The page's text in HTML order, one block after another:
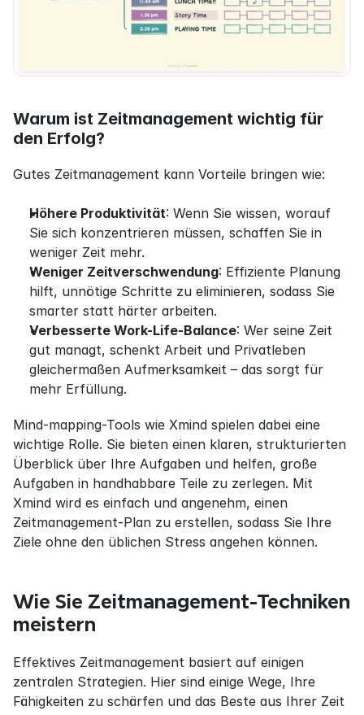
Warum ist Zeitmanagement wichtig für
den Erfolg?
Gutes Zeitmanagement kann Vorteile bringen wie:
Höhere Produktivität: Wenn Sie wissen, worauf
Sie sich konzentrieren müssen, schaffen Sie in
weniger Zeit mehr.
Weniger Zeitverschwendung: Effiziente Planung
hilft, unnötige Schritte zu eliminieren, sodass Sie
smarter statt härter arbeiten.
Verbesserte Work-Life-Balance: Wer seine Zeit
gut managt, schenkt Arbeit und Privatleben
gleichermaßen Aufmerksamkeit – das sorgt für
mehr Erfüllung.
Mind-mapping-Tools wie Xmind spielen dabei eine
wichtige Rolle. Sie bieten einen klaren, strukturierten
Überblick über Ihre Aufgaben und helfen, große
Aufgaben in handhabbare Teile zu zerlegen. Mit
Xmind wird es einfach und angenehm, einen
Zeitmanagement-Plan zu erstellen, sodass Sie Ihre
Ziele ohne den üblichen Stress angehen können.
Wie Sie Zeitmanagement-Techniken
meistern
Effektives Zeitmanagement basiert auf einigen
zentralen Strategien. Hier sind einige Wege, Ihre
Fähigkeiten zu schärfen und das Beste aus Ihrer Zeit